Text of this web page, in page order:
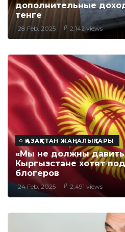
дополнительные
тенге
28 Feb, 2025 2,142 views
ҚАЗАҚСТАН ЖАҢАЛЫҚТАРЫ
«Мы не должны давить
Кыргызстане хотят
блогеров
24 Feb, 2025 2,491 views